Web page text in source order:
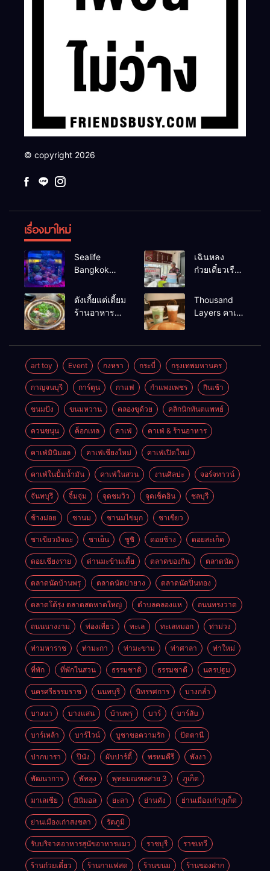
© copyright 2026
เรื่องมาใหม่
Sealife
Bangkok
แบงค์คอก
เฉินหลง
ก๋วยเตี๋ยวเรือ
อร่อยร้านดัง
หาดใหญ่
ตังเกี้ยแต่เตี้ยม
ร้านอาหาร
Thousand
Layers คาเฟ่
art toy Event กงหรา กระบี่ กรุงเทพมหานคร
กาญจนบุรี การ์ตูน กาแฟ กำแพงเพชร กินเช้า
ขนมปัง ขนมหวาน คลองขุด้วย คลิกนิกทันตแพทย์
ควนขนุน ค็อกเทล คาเฟ่ คาเฟ่ & ร้านอาหาร
คาเฟ่มินิมอล คาเฟ่เชียงใหม่ คาเฟ่เปิดใหม่
คาเฟ่ในปั้มน้ำมัน คาเฟ่ในสวน งานศิลปะ จอร์จทาวน์
จันทบุรี จิ้มจุ่ม จุดชมวิว จุดเช็คอิน ชลบุรี
ช้างม่อย ชานม ชานมไข่มุก ชาเขียว
ชาเขียวมัจฉะ ชาเย็น ซูชิ ดอยช้าง ดอยสะเก็ด
ดอยเชียงราย ด่านมะข้ามเตี้ย ตลาดของกิน ตลาดนัด
ตลาดนัดบ้านพรุ ตลาดนัดป่ายาง ตลาดนัดปิ่นทอง
ตลาดโต้รุ่ง ตลาดสดหาดใหญ่ ตำบลคลองแห ถนนทรงวาด
ถนนนางงาม ท่องเที่ยว ทะเล ทะเลหมอก ท่าม่วง
ท่ามหาราช ท่ามะกา ท่ามะขาม ท่าศาลา ท่าใหม่
ที่พัก ที่พักในสวน ธรรมชาติ ธรรมชาตื นครปฐม
นครศรีธรรมราช นนทบุรี นิทรรศการ บางกล่ำ
บางนา บางแสน บ้านพรุ บาร์ บาร์ลับ
บาร์เหล้า บาร์ไวน์ บูชาขอความรัก ปัตตานี
ปากบารา ปีนัง ผับปาร์ตี้ พรหมคีรี พังงา
พัฒนาการ พัทลุง พุทธมณฑลสาย 3 ภูเก็ต
มาเลเซีย มินิมอล ยะลา ย่านดัง ย่านเมืองเก่าภูเก็ต
ย่านเมืองเก่าสงขลา รัตภูมิ
รับบริจาคอาหารสุนัขอาหารแมว ราชบุรี ราชเทวี
ร้านก๋วยเตี๋ยว ร้านกาแฟสด ร้านขนม ร้านของฝาก